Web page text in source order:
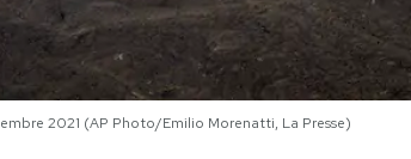
2021 (AP Photo/Emilio Morenatti, La Presse)